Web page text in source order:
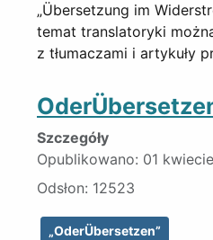
„Übersetzung im
temat translatoryki
z tłumaczami i artykuły
Szczegóły
Opublikowano: 01
Odsłon: 12523
„OderÜbersetzen”